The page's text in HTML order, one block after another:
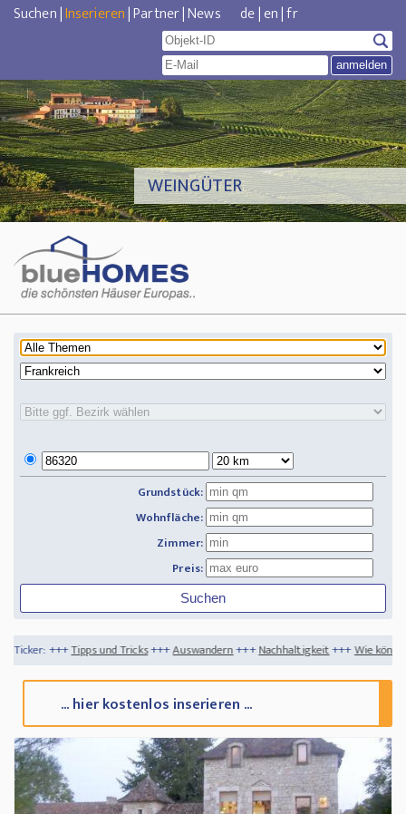
Suchen|Inserieren|Partner|News de|en|fr
WEINGÜTER
Grundstück:
Wohnfläche:
Zimmer:
Preis:
Tricks+++Auswandern+++Nachhaltigkeit+++Wie können Sie eine
... hier kostenlos inserieren ...